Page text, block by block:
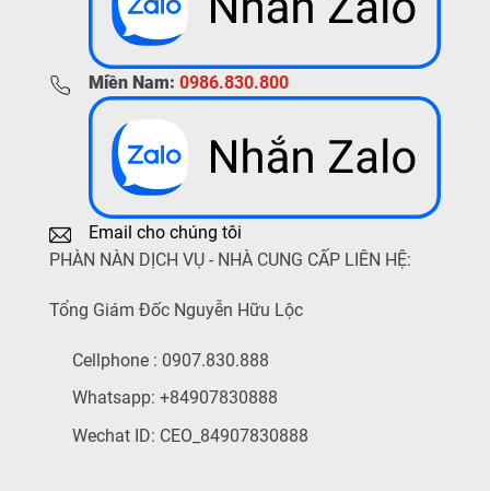
Miền Nam: 0986.830.800
Email cho chúng tôi
PHÀN NÀN DỊCH VỤ - NHÀ CUNG CẤP LIÊN HỆ:
Tổng Giám Đốc Nguyễn Hữu Lộc
Cellphone : 0907.830.888
Whatsapp: +84907830888
Wechat ID: CEO_84907830888